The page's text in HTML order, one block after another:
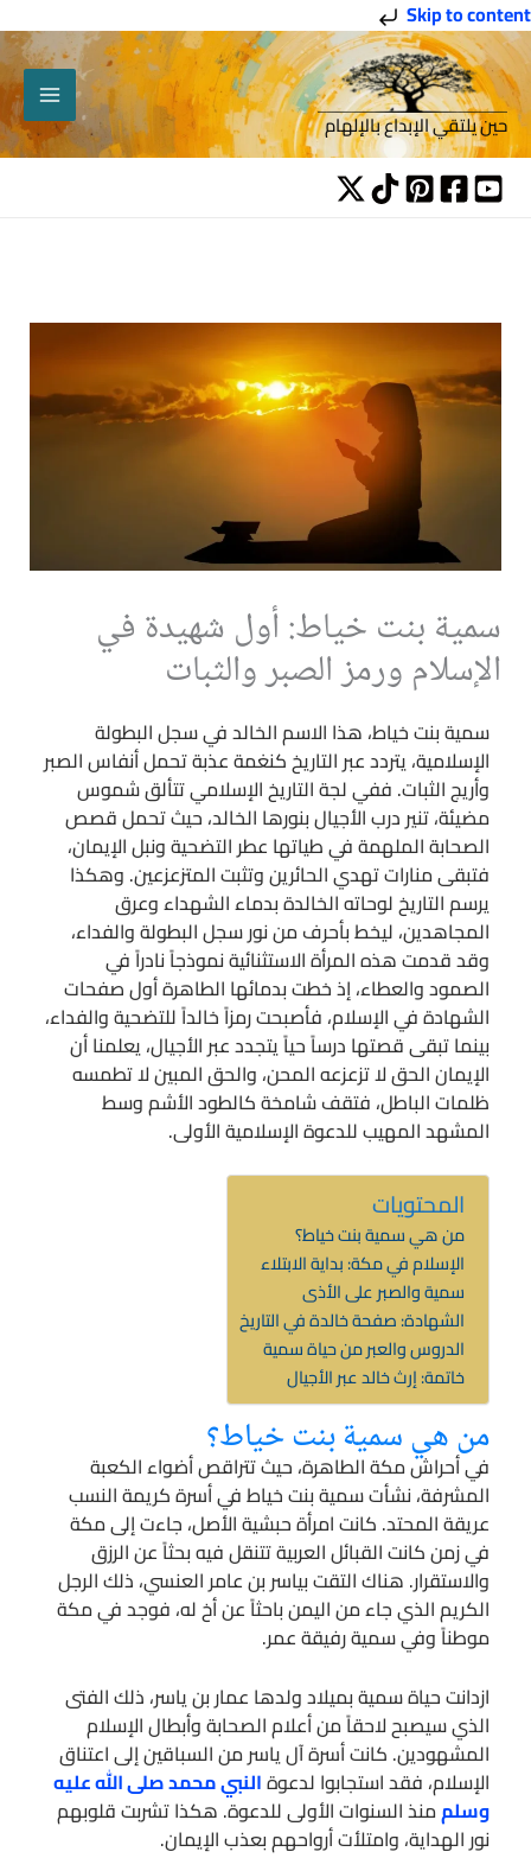
Skip to content
تخطي
إلى
المحتوى
حين يلتقي الإبداع بالإلهام
سمية بنت خياط: أول شهيدة في
الإسلام ورمز الصبر والثبات
سمية بنت خياط، هذا الاسم الخالد في سجل البطولة
الإسلامية، يتردد عبر التاريخ كنغمة عذبة تحمل أنفاس الصبر
وأريج الثبات. ففي لجة التاريخ الإسلامي تتألق شموس
مضيئة، تنير درب الأجيال بنورها الخالد، حيث تحمل قصص
الصحابة الملهمة في طياتها عطر التضحية ونبل الإيمان،
فتبقى منارات تهدي الحائرين وتثبت المتزعزعين. وهكذا
يرسم التاريخ لوحاته الخالدة بدماء الشهداء وعرق
المجاهدين، ليخط بأحرف من نور سجل البطولة والفداء،
وقد قدمت هذه المرأة الاستثنائية نموذجاً نادراً في
الصمود والعطاء، إذ خطت بدمائها الطاهرة أول صفحات
الشهادة في الإسلام، فأصبحت رمزاً خالداً للتضحية والفداء،
بينما تبقى قصتها درساً حياً يتجدد عبر الأجيال، يعلمنا أن
الإيمان الحق لا تزعزعه المحن، والحق المبين لا تطمسه
ظلمات الباطل، فتقف شامخة كالطود الأشم وسط
المشهد المهيب للدعوة الإسلامية الأولى.
المحتويات
من هي سمية بنت خياط؟
الإسلام في مكة: بداية الابتلاء
سمية والصبر على الأذى
الشهادة: صفحة خالدة في التاريخ
الدروس والعبر من حياة سمية
خاتمة: إرث خالد عبر الأجيال
من هي سمية بنت خياط؟
في أحراش مكة الطاهرة، حيث تتراقص أضواء الكعبة
المشرفة، نشأت سمية بنت خياط في أسرة كريمة النسب
عريقة المحتد. كانت امرأة حبشية الأصل، جاءت إلى مكة
في زمن كانت القبائل العربية تتنقل فيه بحثاً عن الرزق
والاستقرار. هناك التقت بياسر بن عامر العنسي، ذلك الرجل
الكريم الذي جاء من اليمن باحثاً عن أخ له، فوجد في مكة
موطناً وفي سمية رفيقة عمر.
ازدانت حياة سمية بميلاد ولدها عمار بن ياسر، ذلك الفتى
الذي سيصبح لاحقاً من أعلام الصحابة وأبطال الإسلام
المشهودين. كانت أسرة آل ياسر من السباقين إلى اعتناق
الإسلام، فقد استجابوا لدعوةالنبي محمد صلى الله عليه
وسلممنذ السنوات الأولى للدعوة. هكذا تشربت قلوبهم
نور الهداية، وامتلأت أرواحهم بعذب الإيمان.